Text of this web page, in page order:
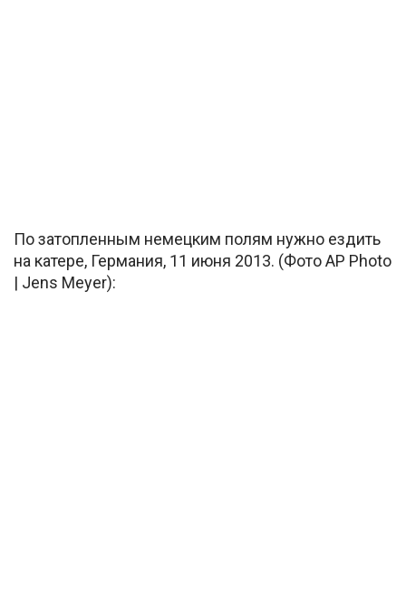
По затопленным немецким полям нужно ездить
на катере, Германия, 11 июня 2013. (Фото AP Photo
| Jens Meyer):